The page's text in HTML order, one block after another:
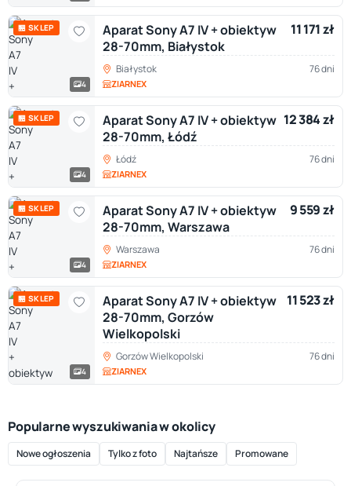
🏪 SKLEP
4
Aparat Sony A7 IV + obiektyw
28-70mm, Białystok
11 171 zł
Białystok 76 dni
ZIARNEX
🏪 SKLEP
4
Aparat Sony A7 IV + obiektyw
28-70mm, Łódź
12 384 zł
Łódź 76 dni
ZIARNEX
🏪 SKLEP
4
Aparat Sony A7 IV + obiektyw
28-70mm, Warszawa
9 559 zł
Warszawa 76 dni
ZIARNEX
🏪 SKLEP
4
Aparat Sony A7 IV + obiektyw
28-70mm, Gorzów
Wielkopolski
11 523 zł
Gorzów Wielkopolski 76 dni
ZIARNEX
Popularne wyszukiwania w okolicy
Nowe ogłoszenia Tylko z foto Najtańsze Promowane